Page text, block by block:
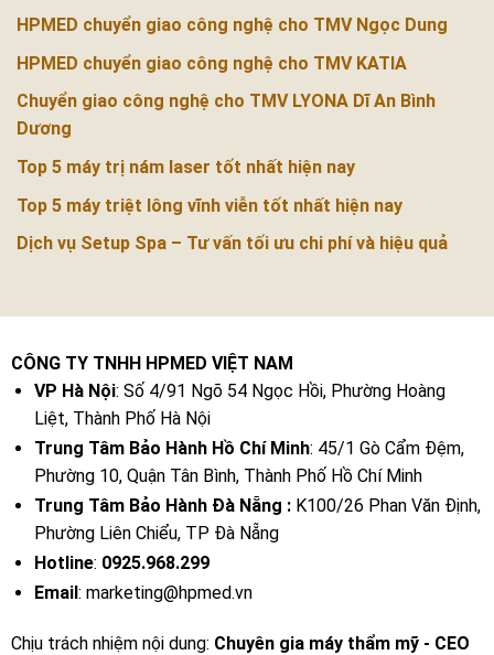
HPMED chuyển giao công nghệ cho TMV Ngọc Dung
HPMED chuyển giao công nghệ cho TMV KATIA
Chuyển giao công nghệ cho TMV LYONA Dĩ An Bình
Dương
Top 5 máy trị nám laser tốt nhất hiện nay
Top 5 máy triệt lông vĩnh viễn tốt nhất hiện nay
Dịch vụ Setup Spa – Tư vấn tối ưu chi phí và hiệu quả
CÔNG TY TNHH HPMED VIỆT NAM
VP Hà Nội: Số 4/91 Ngõ 54 Ngọc Hồi, Phường Hoàng
Liệt, Thành Phố Hà Nội
Trung Tâm Bảo Hành Hồ Chí Minh: 45/1 Gò Cẩm Đệm,
Phường 10, Quận Tân Bình, Thành Phố Hồ Chí Minh
Trung Tâm Bảo Hành Đà Nẵng :K100/26 Phan Văn Định,
Phường Liên Chiểu, TP Đà Nẵng
Hotline: 0925.968.299
Email: marketing@hpmed.vn
Chịu trách nhiệm nội dung: Chuyên gia máy thẩm mỹ - CEO